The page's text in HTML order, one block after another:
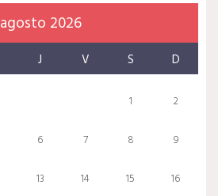
agosto 2026
J V S D
1 2
6 7 8 9
13 14 15 16